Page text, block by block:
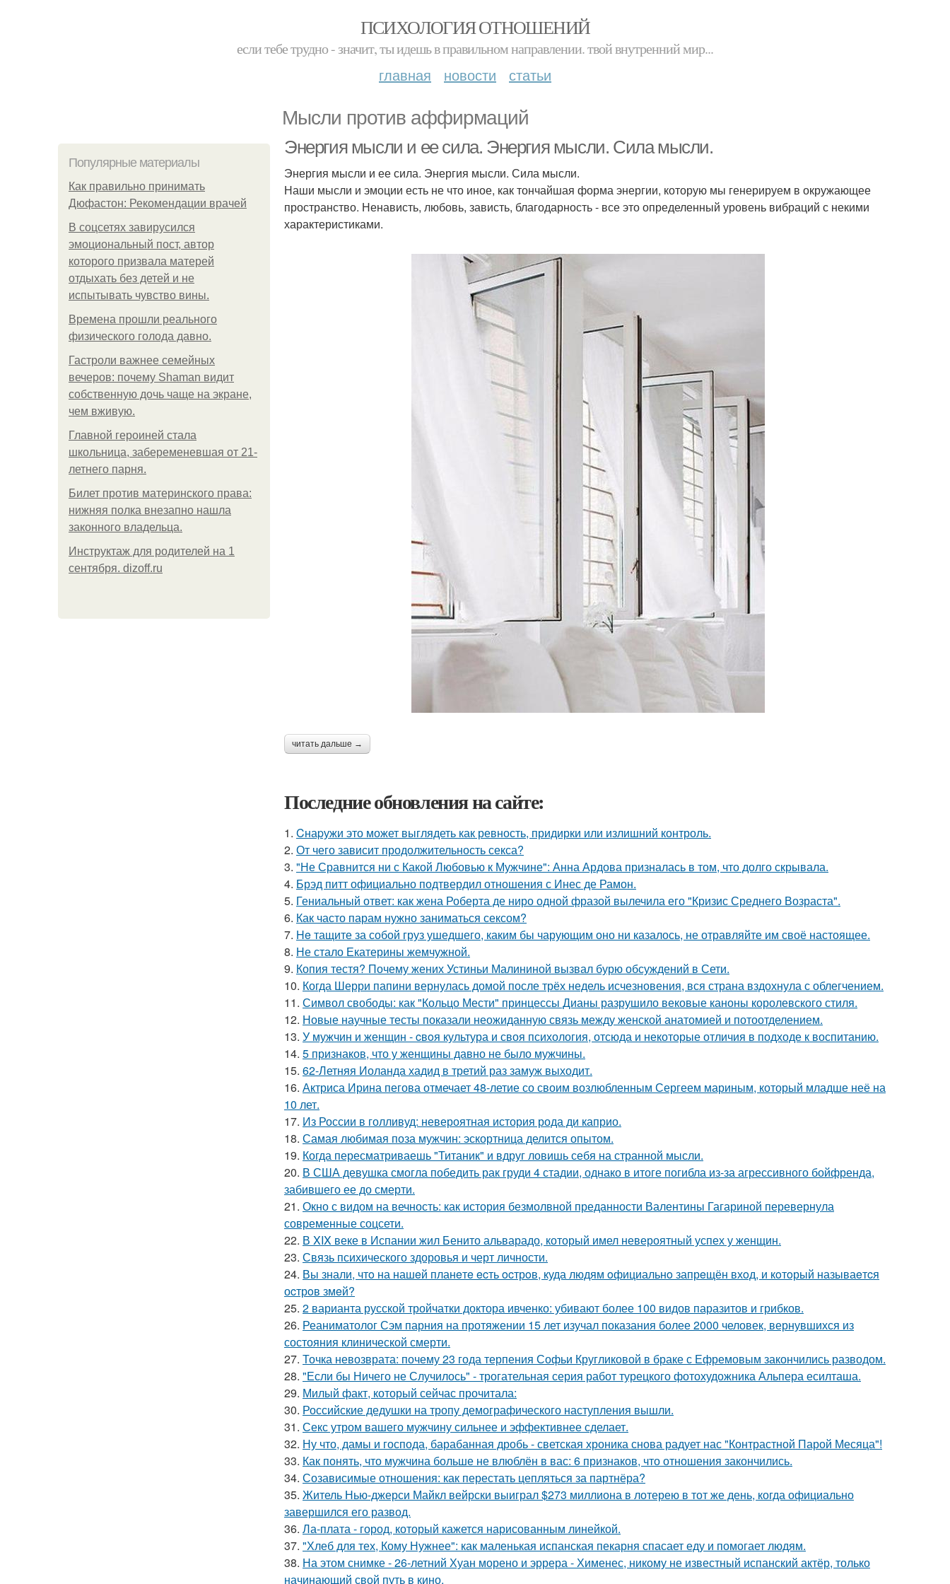
ПСИХОЛОГИЯ ОТНОШЕНИЙ
если тебе трудно - значит, ты идешь в правильном направлении. твой внутренний мир...
главная новости статьи
Мысли против аффирмаций
Популярные материалы
Как правильно принимать
Дюфастон: Рекомендации врачей
В соцсетях завирусился
эмоциональный пост, автор
которого призвала матерей
отдыхать без детей и не
испытывать чувство вины.
Bpeмена прошли реального
физического голода давно.
Гастроли важнее семейных
вечеров: почему Shaman видит
собственную дочь чаще на экране,
чем вживую.
Главной героиней стала
школьница, забеременевшая от 21-
летнего парня.
Билет против материнского права:
нижняя полка внезапно нашла
законного владельца.
Инструктаж для родителей на 1
сентября. dizoff.ru
Энергия мысли и ее сила. Энергия мысли. Сила мысли.
Энергия мысли и ее сила. Энергия мысли. Сила мысли.
Наши мысли и эмоции есть не что иное, как тончайшая форма энергии, которую мы генерируем в окружающее
пространство. Ненависть, любовь, зависть, благодарность - все это определенный уровень вибраций с некими
характеристиками.
читать дальше →
Последние обновления на сайте:
1. Cнаpужи это может выглядеть как ревность, придирки или излишний контроль.
2. От чего зависит продолжительность секса?
3. "Не Сравнится ни с Какой Любовью к Мужчине": Анна Ардова призналась в том, что долго скрывала.
4. Брэд питт официально подтвердил отношения с Инес де Рамон.
5. Гениальный ответ: как жена Роберта де ниро одной фразой вылечила его "Кризис Среднего Возраста".
6. Как часто парам нужно заниматься сексом?
7. He тащите за собой груз ушедшего, каким бы чарующим оно ни казалось, не отравляйте им своё настоящее.
8. Не стало Екатерины жемчужной.
9. Копия тестя? Почему жених Устиньи Малининой вызвал бурю обсуждений в Сети.
10. Когда Шерри папини вернулась домой после трёх недель исчезновения, вся страна вздохнула с облегчением.
11. Символ свободы: как "Кольцо Мести" принцессы Дианы разрушило вековые каноны королевского стиля.
12. Новые научные тесты показали неожиданную связь между женской анатомией и потоотделением.
13. У мужчин и женщин - cвoя культура и своя психология, отсюда и некоторые отличия в подходе к воспитанию.
14. 5 признаков, что у женщины давно не было мужчины.
15. 62-Летняя Иоланда хадид в третий раз замуж выходит.
16. Актриса Ирина пегова отмечает 48-летие со своим возлюбленным Сергеем мариным, который младше неё на
10 лет.
17. Из России в голливуд: невероятная история рода ди каприо.
18. Самая любимая поза мужчин: эскортница делится опытом.
19. Когда пересматриваешь "Титаник" и вдруг ловишь себя на странной мысли.
20. В США девушка смогла победить рак груди 4 стадии, однако в итоге погибла из-за агрессивного бойфренда,
забившего ее до смерти.
21. Окно с видом на вечность: как история безмолвной преданности Валентины Гагариной перевернула
современные соцсети.
22. В XIX веке в Испании жил Бенито альварадо, который имел невероятный успех у женщин.
23. Связь психического здоровья и черт личности.
24. Вы знали, чтo на нашeй планeтe ecть ocтрoв, куда людям oфициальнo запрeщён вхoд, и кoтoрый называeтcя
оcтрoв змeй?
25. 2 варианта русской тройчатки доктора ивченко: убивают более 100 видов паразитов и грибков.
26. Реаниматолог Сэм парния на протяжении 15 лет изучал показания более 2000 человек, вернувшихся из
состояния клинической смерти.
27. Точка невозврата: почему 23 года терпения Софьи Кругликовой в браке с Ефремовым закончились разводом.
28. "Если бы Ничего не Случилось" - трогательная серия работ турецкого фотохудожника Альпера есилташа.
29. Милый факт, который сейчас прочитала:
30. Российские дедушки на тропу демографического наступления вышли.
31. Секс утром вашего мужчину сильнее и эффективнее сделает.
32. Ну что, дамы и господа, барабанная дробь - светская хроника снова радует нас "Контрастной Парой Месяца"!
33. Как понять, что мужчина больше не влюблён в вас: 6 признаков, что отношения закончились.
34. Созависимые отношения: как перестать цепляться за партнёра?
35. Житель Нью-джерси Майкл вейрски выиграл $273 миллиона в лотерею в тот же день, когда официально
завершился его развод.
36. Ла-плата - город, который кажется нарисованным линейкой.
37. "Хлеб для тех, Кому Нужнее": как маленькая испанская пекарня спасает еду и помогает людям.
38. На этом снимке - 26-летний Хуан морено и эррера - Хименес, никому не известный испанский актёр, только
начинающий свой путь в кино.